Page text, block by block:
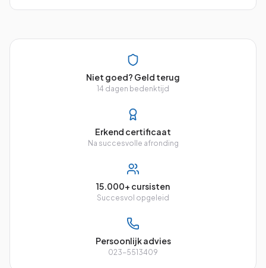
Niet goed? Geld terug
14 dagen bedenktijd
Erkend certificaat
Na succesvolle afronding
15.000+ cursisten
Succesvol opgeleid
Persoonlijk advies
023-5513409